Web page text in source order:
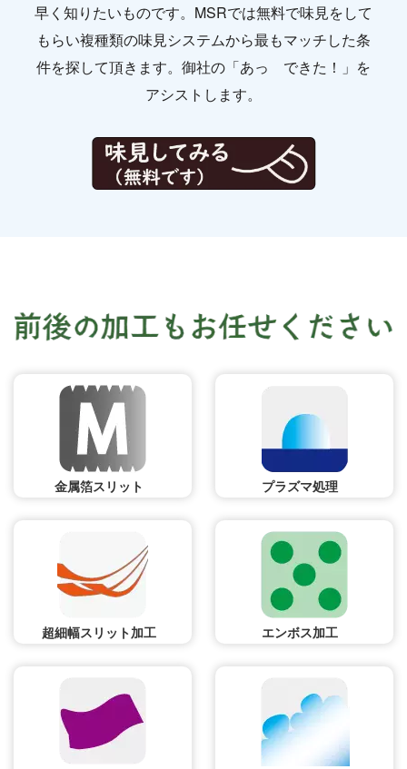
早く知りたいものです。MSRでは無料で味見をして
もらい複種類の味見システムから最もマッチした条
件を探して頂きます。御社の「あっ できた！」を
アシストします。
金属箔スリット プラズマ処理
超細幅スリット加工 エンボス加工